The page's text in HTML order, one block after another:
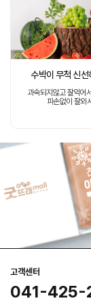
수박이 무척 신선
과숙되지않고 잘익어
파손없이 잘와
고객센터
041-425-